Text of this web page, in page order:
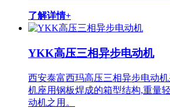
了解详情+
YKK高压三相异步电动机
西安泰富西玛高压三相异步电动
机座用钢板焊成的箱型结构,重量
动机之用。